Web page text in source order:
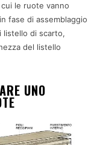
le ruote vanno
fase di assemblaggio
listello di scarto,
del listello
UNO